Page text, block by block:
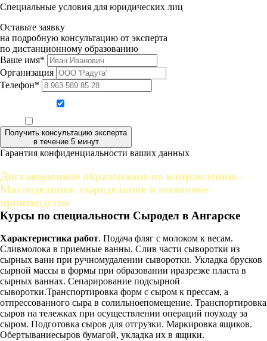
Специальные условия для юридических лиц
Оставьте заявку
на подробную консультацию от эксперта
по дистанционному образованию
Ваше имя*
Организация
Телефон*
Получить консультацию эксперта
в течение 5 минут
Гарантия конфиденциальности ваших данных
Дистанционное образование по направлению -
Маслодельное, сыродельное и молочное
производство
Курсы по специальности Сыродел в Ангарске
Характеристика работ. Подача фляг с молоком к весам.
Сливмолока в приемные ванны. Слив части сыворотки из
сырных ванн при ручномудалении сыворотки. Укладка брусков
сырной массы в формы при образовании иразрезке пласта в
сырных ваннах. Сепарирование подсырной
сыворотки.Транспортировка форм с сыром к прессам, а
отпрессованного сыра в солильноепомещение. Транспортировка
сыров на тележках при осуществлении операций поуходу за
сыром. Подготовка сыров для отгрузки. Маркировка ящиков.
Обертываниесыров бумагой, укладка их в ящики.